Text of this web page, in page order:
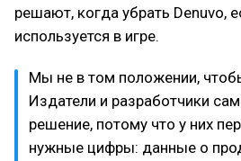
решают, когда убрать Denuvo,
используется в игре.
Мы не в том положении,
Издатели и разработчики
решение, потому что у них
нужные цифры: данные о